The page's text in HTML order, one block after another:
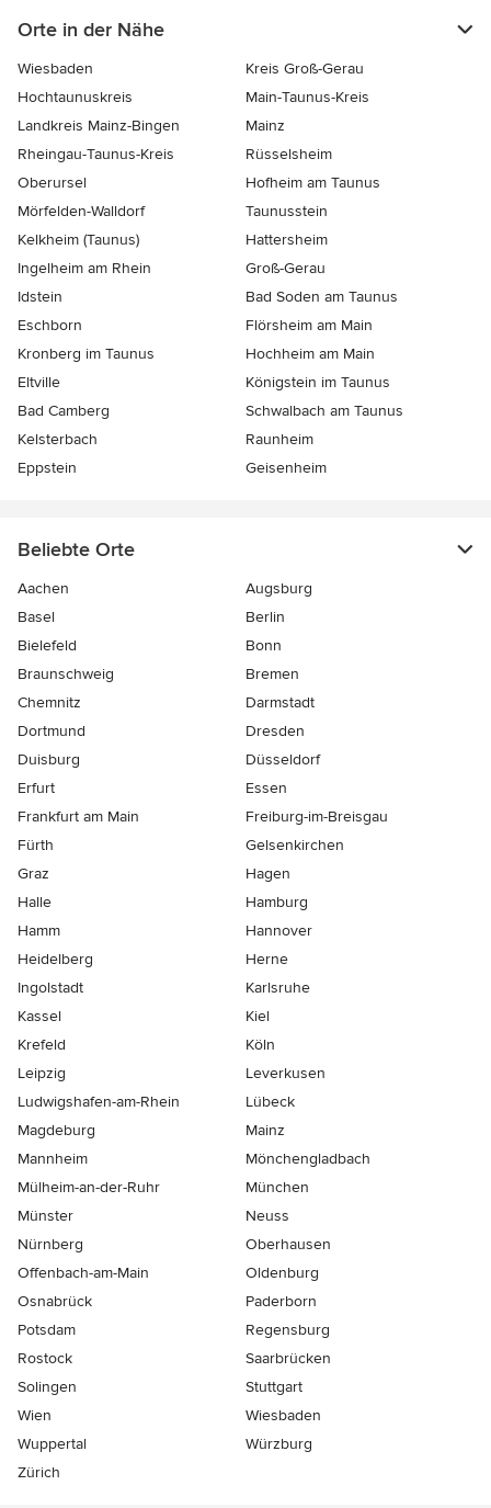
Orte in der Nähe
Wiesbaden
Kreis Groß-Gerau
Hochtaunuskreis
Main-Taunus-Kreis
Landkreis Mainz-Bingen
Mainz
Rheingau-Taunus-Kreis
Rüsselsheim
Oberursel
Hofheim am Taunus
Mörfelden-Walldorf
Taunusstein
Kelkheim (Taunus)
Hattersheim
Ingelheim am Rhein
Groß-Gerau
Idstein
Bad Soden am Taunus
Eschborn
Flörsheim am Main
Kronberg im Taunus
Hochheim am Main
Eltville
Königstein im Taunus
Bad Camberg
Schwalbach am Taunus
Kelsterbach
Raunheim
Eppstein
Geisenheim
Beliebte Orte
Aachen
Augsburg
Basel
Berlin
Bielefeld
Bonn
Braunschweig
Bremen
Chemnitz
Darmstadt
Dortmund
Dresden
Duisburg
Düsseldorf
Erfurt
Essen
Frankfurt am Main
Freiburg-im-Breisgau
Fürth
Gelsenkirchen
Graz
Hagen
Halle
Hamburg
Hamm
Hannover
Heidelberg
Herne
Ingolstadt
Karlsruhe
Kassel
Kiel
Krefeld
Köln
Leipzig
Leverkusen
Ludwigshafen-am-Rhein
Lübeck
Magdeburg
Mainz
Mannheim
Mönchen­gladbach
Mülheim-an-der-Ruhr
München
Münster
Neuss
Nürnberg
Oberhausen
Offenbach-am-Main
Oldenburg
Osnabrück
Paderborn
Potsdam
Regensburg
Rostock
Saarbrücken
Solingen
Stuttgart
Wien
Wiesbaden
Wuppertal
Würzburg
Zürich